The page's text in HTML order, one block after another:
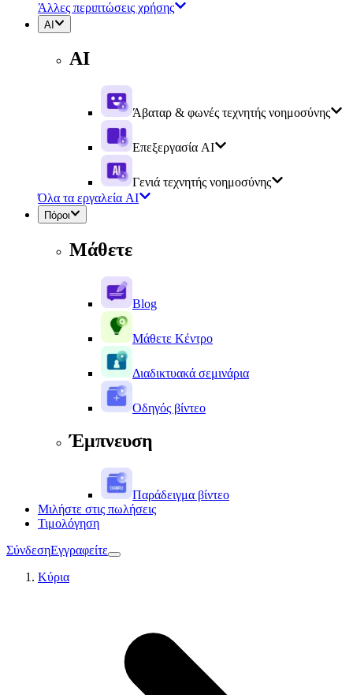
Άλλες περιπτώσεις χρήσης
AI
AI
Άβαταρ & φωνές τεχνητής νοημοσύνης
Επεξεργασία AI
Γενιά τεχνητής νοημοσύνης
Όλα τα εργαλεία AI
Πόροι
Μάθετε
Blog
Μάθετε Κέντρο
Διαδικτυακά σεμινάρια
Οδηγός βίντεο
Έμπνευση
Παράδειγμα βίντεο
Μιλήστε στις πωλήσεις
Τιμολόγηση
ΣύνδεσηΕγγραφείτε
Κύρια